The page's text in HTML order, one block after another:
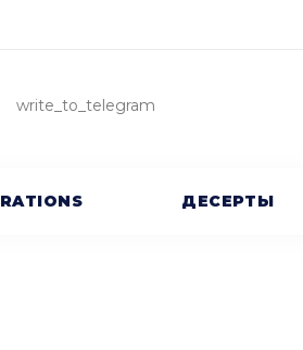
write_to_telegram
RATIONS ДЕСЕРТЫ